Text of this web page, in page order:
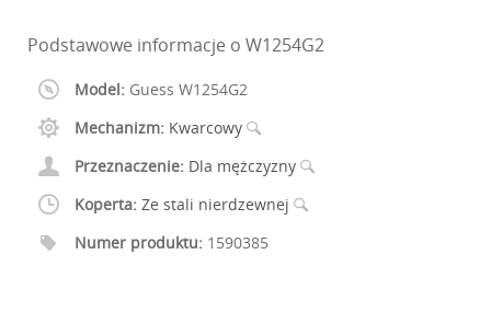
Podstawowe informacje o W1254G2
Model: Guess W1254G2
Mechanizm: Kwarcowy
Przeznaczenie: Dla mężczyzny
Koperta: Ze stali nierdzewnej
Numer produktu: 1590385